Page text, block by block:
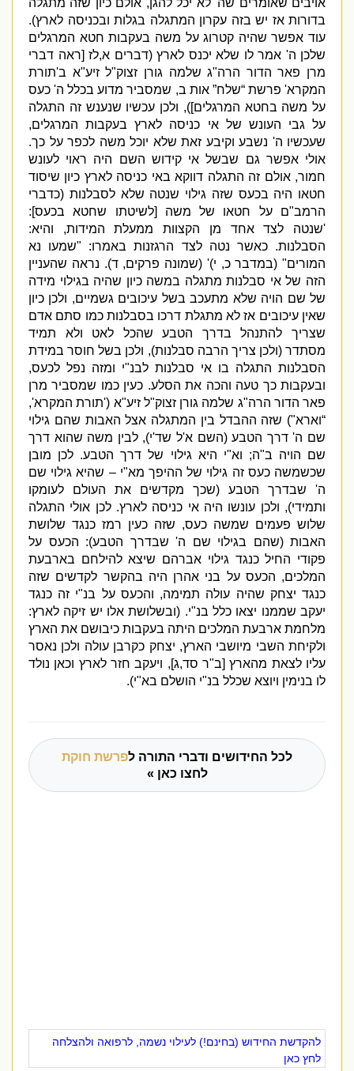
אויבים שאומרים שה'לא יכל להגן,אולם כיון שזה מתגלה
בדורות אז יש בזה עקרון המתגלה בגלות ובכניסה לארץ).
עוד אפשר שהיה קטרוג על משה בעקבות חטא המרגלים
שלכן ה 'אמר לו שלא יכנס לארץ(דברים א לז[ראה דברי
מרן פאר הדור הרה"ג שלמה גורן זצוק"ל זיע"א ב תורת
המקרא'פרשת “שלח” אות ב,שמסביר מדוע בכלל ה'כעס
על משה בחטא המרגלים]),ולכן עכשיו שנענש זה התגלה
על גבי העונש של אי כניסה לארץ בעקבות המרגלים,
שעכשיו ה 'נשבע וקיבע זאת שלא יוכל משה לכפר על כך.
אולי אפשר גם שבשל אי קידוש השם היה ראוי לעונש
חמור,אולם זה התגלה דווקא באי כניסה לארץ כיון שיסוד
חטאו היה בכעס שזה גילוי שנטה שלא לסבלנות(כדברי
הרמב"ם על חטאו של משה[ לשיטתו שחטא בכעס]:
שנטה לצד אחד מן הקצוות ממעלת המידות,והיא:
הסבלנות.כאשר נטה לצד הרגזנות באמרו: " שמעו נא
המורים"
(במדבר כ,י)' (שמונה פרקים,ד ).נראה שהעניין
הזה של אי סבלנות מתגלה במשה כיון שהיה בגילוי מידה
של שם הויה שלא מתעכב בשל עיכובים גשמיים,ולכן כיון
שאין עיכובים אז לא מתגלת דרכו בסבלנות כמו סתם אדם
שצריך להתנהל בדרך הטבע שהכל לאט ולא תמיד
מסתדר(ולכן צריך הרבה סבלנות),ולכן בשל חוסר במידת
הסבלנות התגלה בו אי סבלנות לבנ"י ומזה נפל לכעס,
ובעקבות כך טעה והכה את הסלע.כעין כמו שמסביר מרן
פאר הדור הרה"ג שלמה גורן זצוק"ל זיע"א('תורת המקרא',
וארא")שזה ההבדל בין המתגלה אצל האבות שהם גילוי
שם ה 'דרך הטבע(השם א ל שד'י),לבין משה שהוא דרך
שם הויה ב "ה;וא "י היא גילוי של דרך הטבע.לכן מובן
שכשמשה כעס זה גילוי של ההיפך מא"י – שהיא גילוי שם
'שבדרך הטבע( שכך מקדשים את העולם לעומקו
ותמידי),ולכן עונשו היה אי כניסה לארץ.לכן אולי התגלה
שלוש פעמים שמשה כעס,שזה כעין רמז כנגד שלושת
האבות(שהם בגילוי שם ה 'שבדרך הטבע):הכעס על
פקודי החיל כנגד גילוי אברהם שיצא להילחם בארבעת
המלכים,הכעס על בני אהרן היה בהקשר לקדשים שזה
כנגד יצחק שהיה עולה תמימה,והכעס על בנ "י זה כנגד
יעקב שממנו יצאו כלל בנ"י. (ובשלושת אלו יש זיקה לארץ:
מלחמת ארבעת המלכים היתה בעקבות כיבושם את הארץ
ולקיחת השבי מיושבי הארץ,יצחק כקרבן עולה ולכן נאסר
עליו לצאת מהארץ[ב "ר סד,ג],ויעקב חזר לארץ וכאן נולד
לו בנימין ויוצא שכלל בנ "י הושלם בא"י).
לכל החידושים ודברי התורה לפרשת חוקת
לחצו כאן »
להקדשת החידוש (בחינם!) לעילוי נשמה, לרפואה ולהצלחה
לחץ כאן